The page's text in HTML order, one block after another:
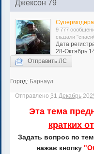
Джексон 79
9 777
сказали
Дата
28-Октябрь
Отправить ЛС
Город: Барнаул
Отправлено31 Декабрь
Эта тема
кратких
Задать вопрос по
нажав кнопку